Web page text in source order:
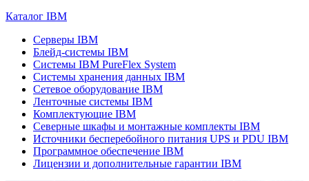
Каталог IBM
Серверы IBM
Блейд-системы IBM
Системы IBM PureFlex System
Системы хранения данных IBM
Сетевое оборудование IBM
Ленточные системы IBM
Комплектующие IBM
Северные шкафы и монтажные комплекты IBM
Источники бесперебойного питания UPS и PDU IBM
Программное обеспечение IBM
Лицензии и дополнительные гарантии IBM